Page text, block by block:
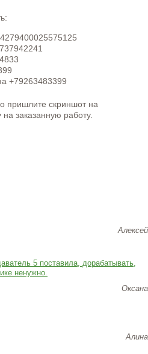
+79263483399
пришлите скриншот на
на заказанную работу.
Алексей
5 поставила, дорабатывать,
ненужно.
Оксана
Алина